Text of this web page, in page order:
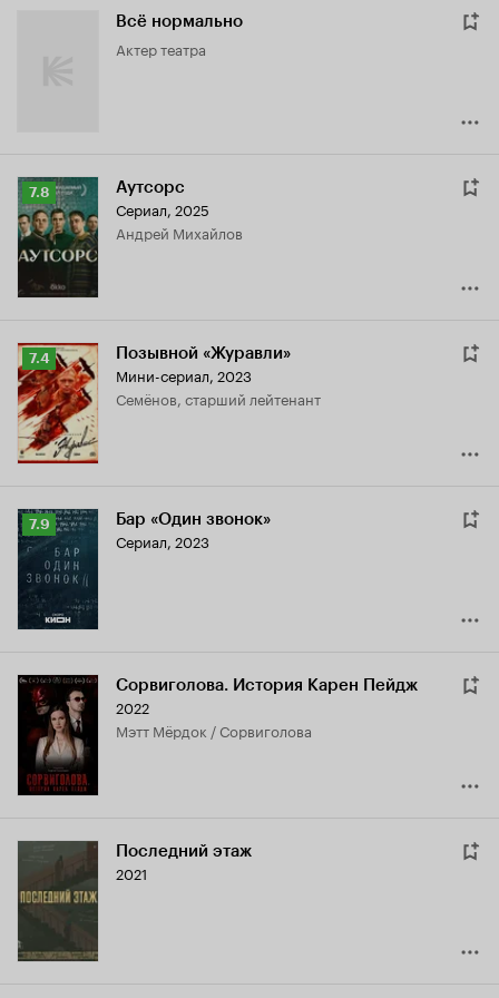
Всё нормально
актер театра
Рейтинг
Кинопоиска
7.8
7.8 Аутсорс
Сериал, 2025
Андрей Михайлов
Рейтинг
Кинопоиска
7.4
7.4 Позывной «Журавли»
Мини-сериал, 2023
Семёнов, старший лейтенант
Рейтинг
Кинопоиска
7.9
7.9 Бар «Один звонок»
Сериал, 2023
Сорвиголова. История Карен Пейдж
2022
Мэтт Мёрдок / Сорвиголова
Последний этаж
2021